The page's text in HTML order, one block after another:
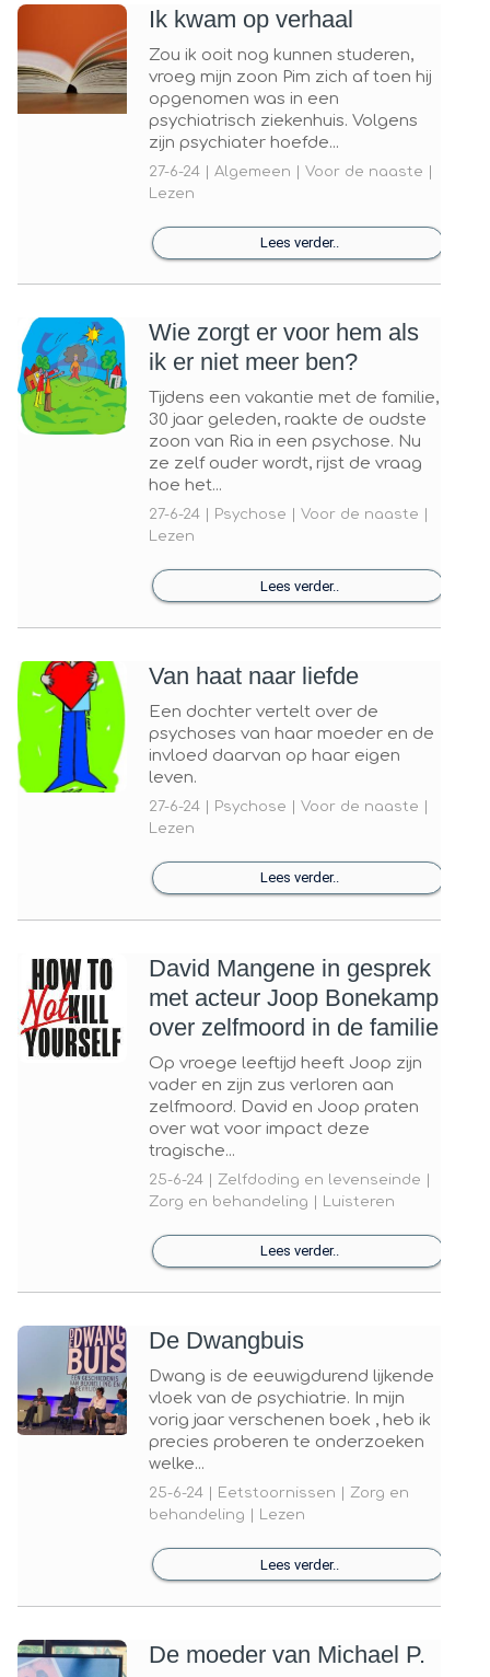
Ik kwam op verhaal
Zou ik ooit nog kunnen studeren,
vroeg mijn zoon Pim zich af toen hij
opgenomen was in een
psychiatrisch ziekenhuis. Volgens
zijn psychiater hoefde...
27-6-24 | Algemeen | Voor de naaste |
Lezen
Lees verder..
Wie zorgt er voor hem als
ik er niet meer ben?
Tijdens een vakantie met de familie,
30 jaar geleden, raakte de oudste
zoon van Ria in een psychose. Nu
ze zelf ouder wordt, rijst de vraag
hoe het...
27-6-24 | Psychose | Voor de naaste |
Lezen
Lees verder..
Van haat naar liefde
Een dochter vertelt over de
psychoses van haar moeder en de
invloed daarvan op haar eigen
leven.
27-6-24 | Psychose | Voor de naaste |
Lezen
Lees verder..
David Mangene in gesprek
met acteur Joop Bonekamp
over zelfmoord in de familie
Op vroege leeftijd heeft Joop zijn
vader en zijn zus verloren aan
zelfmoord. David en Joop praten
over wat voor impact deze
tragische...
25-6-24 | Zelfdoding en levenseinde |
Zorg en behandeling | Luisteren
Lees verder..
De Dwangbuis
Dwang is de eeuwigdurend lijkende
vloek van de psychiatrie. In mijn
vorig jaar verschenen boek , heb ik
precies proberen te onderzoeken
welke...
25-6-24 | Eetstoornissen | Zorg en
behandeling | Lezen
Lees verder..
De moeder van Michael P.